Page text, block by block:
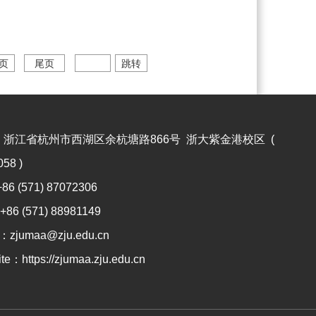
尾页 跳转
浙江省杭州市西湖区余杭塘路866号 浙大紫金港校区 (
)
(571) 87072306
+86 (571) 88981149
zjumaa@zju.edu.cn
： https://zjumaa.zju.edu.cn